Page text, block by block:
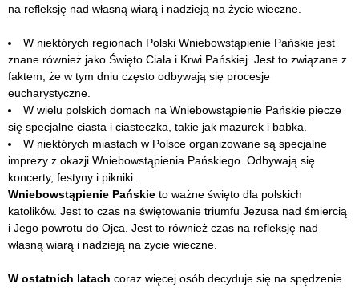
na refleksję nad własną wiarą i nadzieją na życie wieczne.
W niektórych regionach Polski Wniebowstąpienie Pańskie jest
znane również jako Święto Ciała i Krwi Pańskiej. Jest to związane z
faktem, że w tym dniu często odbywają się procesje
eucharystyczne.
W wielu polskich domach na Wniebowstąpienie Pańskie piecze
się specjalne ciasta i ciasteczka, takie jak mazurek i babka.
W niektórych miastach w Polsce organizowane są specjalne
imprezy z okazji Wniebowstąpienia Pańskiego. Odbywają się
koncerty, festyny i pikniki.
Wniebowstąpienie Pańskie to ważne święto dla polskich
katolików. Jest to czas na świętowanie triumfu Jezusa nad śmiercią
i Jego powrotu do Ojca. Jest to również czas na refleksję nad
własną wiarą i nadzieją na życie wieczne.
W ostatnich latach coraz więcej osób decyduje się na spędzenie